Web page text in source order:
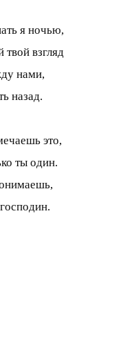
я ночью,
взгляд
нами,
назад.
это,
ты один.